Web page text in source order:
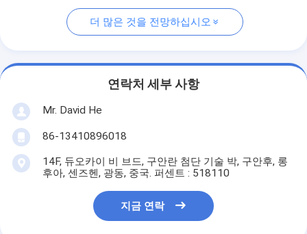
더 많은 것을 전망하십시오
연락처 세부 사항
Mr. David He
86-13410896018
14F, 듀오카이 비 브드, 구안란 첨단 기술 박, 구안후, 롱
후아, 센즈헨, 광동, 중국. 퍼센트 : 518110
지금 연락